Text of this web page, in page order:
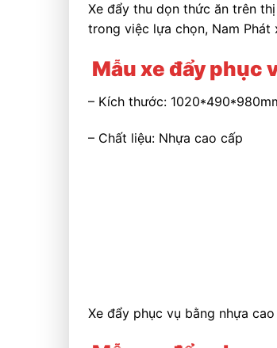
Xe đẩy thu dọn thức ăn trên
trong việc lựa chọn, Nam
Mẫu xe đẩy phục
– Kích thước:
– Chất liệu: Nhựa cao cấp
Xe đẩy phục vụ bằng nhựa